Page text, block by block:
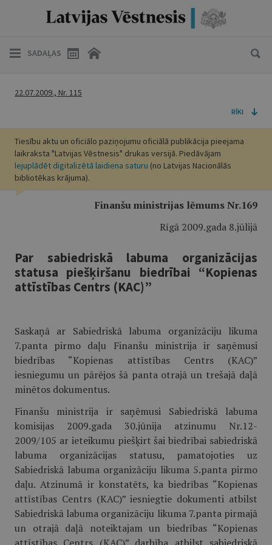
SADAĻAS
22.07.2009., Nr. 115
RĪKI
Tiesību aktu un oficiālo paziņojumu oficiālā publikācija pieejama
laikraksta "Latvijas Vēstnesis" drukas versijā. Piedāvājam
lejuplādēt digitalizētā laidiena saturu (no Latvijas Nacionālās
bibliotēkas krājuma).
Finanšu ministrijas lēmums Nr.169
Rīgā 2009.gada 8.jūlijā
Par sabiedriskā labuma organizācijas
statusa piešķiršanu biedrībai “Kopienas
attīstības Centrs (KAC)”
Saskaņā ar Sabiedriskā labuma organizāciju likuma
7.panta pirmo daļu Finanšu ministrija ir saņēmusi
biedrības “Kopienas attīstības Centrs (KAC)”
iesniegumu un pārējos šā panta otrajā un trešajā daļā
minētos dokumentus.
Finanšu ministrija ir saņēmusi Sabiedriskā labuma
komisijas 2009.gada 30.jūnija atzinumu Nr.12-
2009/105 ar ieteikumu piešķirt šai biedrībai sabiedriskā
labuma organizācijas statusu, pamatojoties uz
Sabiedriskā labuma organizāciju likuma 5.panta pirmo
daļu. Atzinumā ir konstatēts, ka biedrības “Kopienas
attīstības Centrs (KAC)” iesniegtie dokumenti atbilst
Sabiedriskā labuma organizāciju likuma 7.panta pirmajā
un otrajā daļā noteiktajam un biedrības “Kopienas